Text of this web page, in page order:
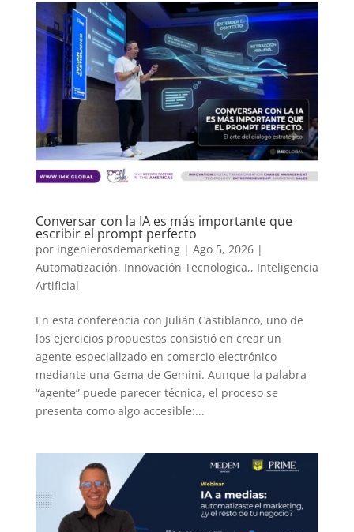
Conversar con la IA es más importante que
escribir el prompt perfecto
por ingenierosdemarketing| Ago 5, 2026|
Automatización, Innovación Tecnologica,, Inteligencia
Artificial
En esta conferencia con Julián Castiblanco, uno de
los ejercicios propuestos consistió en crear un
agente especializado en comercio electrónico
mediante una Gema de Gemini. Aunque la palabra
“agente” puede parecer técnica, el proceso se
presenta como algo accesible:...